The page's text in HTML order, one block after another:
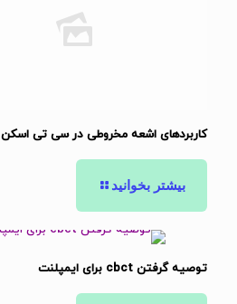
کاربردهای اشعه مخروطی در سی تی اسکن
بیشتر بخوانید
توصیه گرفتن cbct برای ایمپلنت